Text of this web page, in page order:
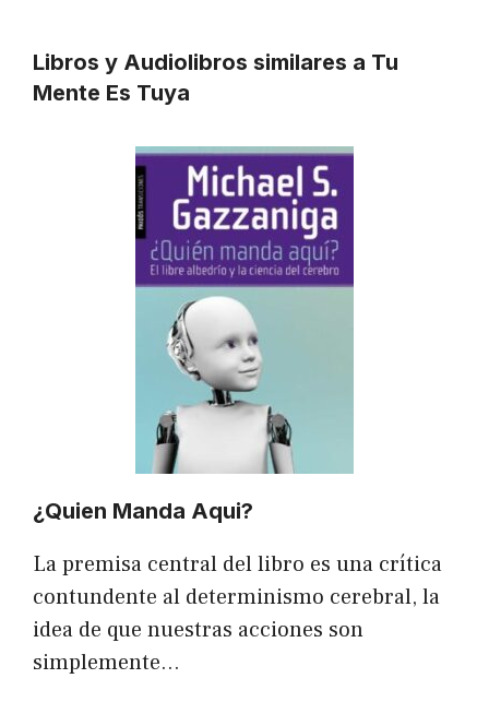
Libros y Audiolibros similares a Tu
Mente Es Tuya
¿Quien Manda Aqui?
La premisa central del libro es una crítica
contundente al determinismo cerebral, la
idea de que nuestras acciones son
simplemente…